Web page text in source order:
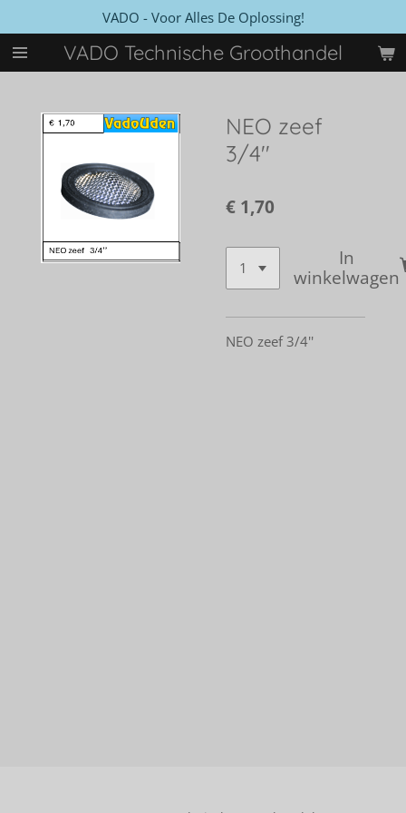
direct
naar
VADO Technische Groothandel
VADO - Voor Alles De Oplossing!
NEO zeef
3/4''
€ 1,70
In
winkelwagen
NEO zeef 3/4''